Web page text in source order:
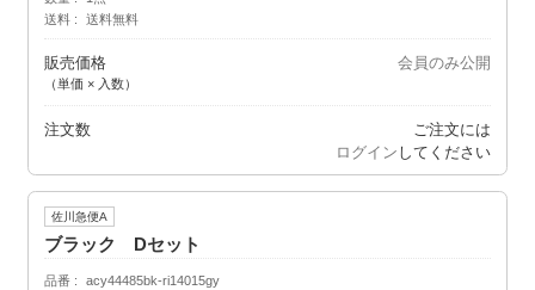
送料
送料無料
販売価格
（単価 × 入数）
会員のみ公開
注文数
ご注文には
ログイン してください
佐川急便A
ブラック Dセット
品番
acy44485bk-ri14015gy